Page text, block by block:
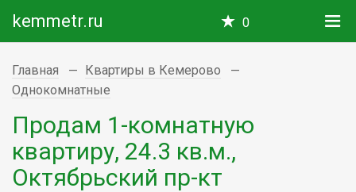
kemmetr.ru 0
Главная
Квартиры в Кемерово
Однокомнатные
Продам 1-комнатную
квартиру, 24.3 кв.м.,
Октябрьский пр-кт